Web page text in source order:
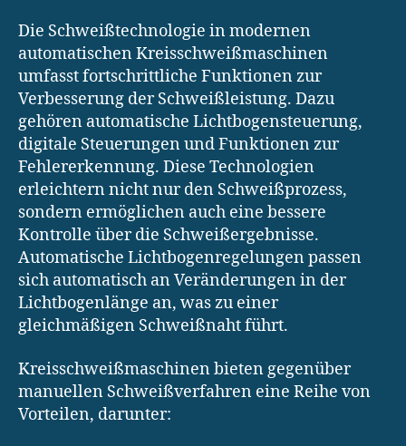
Die Schweißtechnologie in modernen
automatischen Kreisschweißmaschinen
umfasst fortschrittliche Funktionen zur
Verbesserung der Schweißleistung. Dazu
gehören automatische Lichtbogensteuerung,
digitale Steuerungen und Funktionen zur
Fehlererkennung. Diese Technologien
erleichtern nicht nur den Schweißprozess,
sondern ermöglichen auch eine bessere
Kontrolle über die Schweißergebnisse.
Automatische Lichtbogenregelungen passen
sich automatisch an Veränderungen in der
Lichtbogenlänge an, was zu einer
gleichmäßigen Schweißnaht führt.
Kreisschweißmaschinen bieten gegenüber
manuellen Schweißverfahren eine Reihe von
Vorteilen, darunter: